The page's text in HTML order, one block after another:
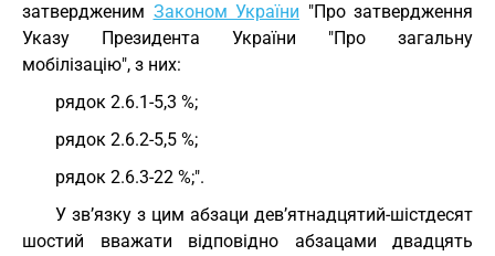
затвердженим Законом України "Про затвердження
Указу Президента України "Про загальну
мобілізацію", з них:
рядок 2.6.1-5,3 %;
рядок 2.6.2-5,5 %;
рядок 2.6.3-22 %;".
У зв’язку з цим абзаци дев’ятнадцятий-шістдесят
шостий вважати відповідно абзацами двадцять